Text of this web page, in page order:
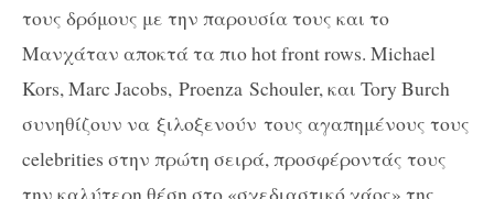
τους δρόμους με την παρουσία τους και το
Μανχάταν αποκτά τα πιο hot front rows. Michael
Kors, Marc Jacobs, Proenza Schouler, και Tory Burch
συνηθίζουν να ξιλοξενούν τους αγαπημένους τους
celebrities στην πρώτη σειρά, προσφέροντάς τους
την καλύτερη θέση στο «σχεδιαστικό χάος» της